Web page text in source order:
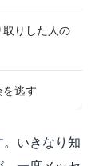
取りした人の
逃す
いきなり知